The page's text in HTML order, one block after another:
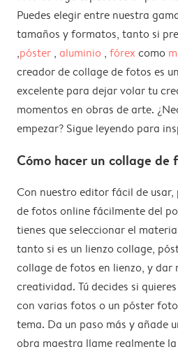
Puedes elegir entre nuestra
tamaños y formatos, tanto si
,póster , aluminio , fórex como
creador de collage de fotos es
excelente para dejar volar tu
momentos en obras de arte.
empezar? Sigue leyendo para
Cómo hacer un collage de
Con nuestro editor fácil de usar,
de fotos online fácilmente del
tienes que seleccionar el
tanto si es un lienzo collage,
collage de fotos en lienzo, y dar
creatividad. Tú decides si
con varias fotos o un póster
tema. Da un paso más y añade
obra maestra llame realmente